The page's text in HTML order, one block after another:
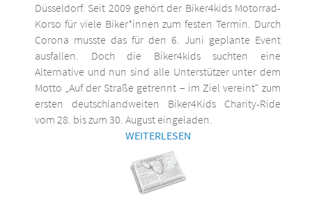
Düsseldorf. Seit 2009 gehört der Biker4kids Motorrad-
Korso für viele Biker*innen zum festen Termin. Durch
Corona musste das für den 6. Juni geplante Event
ausfallen. Doch die Biker4kids suchten eine
Alternative und nun sind alle Unterstützer unter dem
Motto „Auf der Straße getrennt – im Ziel vereint“ zum
ersten deutschlandweiten Biker4Kids Charity-Ride
vom 28. bis zum 30. August eingeladen.
WEITERLESEN